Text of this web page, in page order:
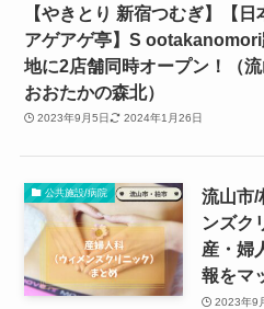
【やきとり 新宿つむぎ】【日
アゲアゲ亭】S
地に2店舗同時オープン！（
おおたかの森北）
2023年9月5日 2024年1月26日
公共施設/病院
流山市/
ンズク
産・婦
報をマ
2023年9